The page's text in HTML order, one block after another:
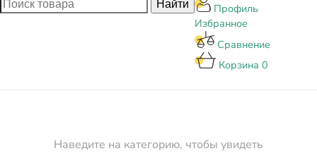
Профиль
Избранное
Сравнение
Корзина 0
Наведите на категорию, чтобы увидеть